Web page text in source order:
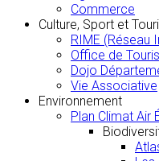
Commerce
Culture, Sport et
RIME (Réseau
Office de
Dojo
Vie Associative
Environnement
Plan Climat Air